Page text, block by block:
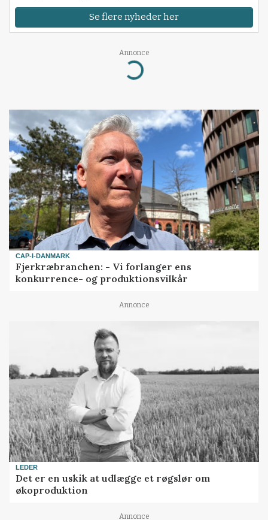
Se flere nyheder her
Annonce
Loading...
CAP-I-DANMARK
Fjerkræbranchen: - Vi forlanger ens
konkurrence- og produktionsvilkår
Annonce
LEDER
Det er en uskik at udlægge et røgslør om
økoproduktion
Annonce